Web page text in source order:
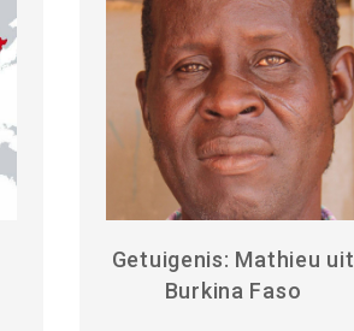
Getuigenis: Mathieu uit
Burkina Faso